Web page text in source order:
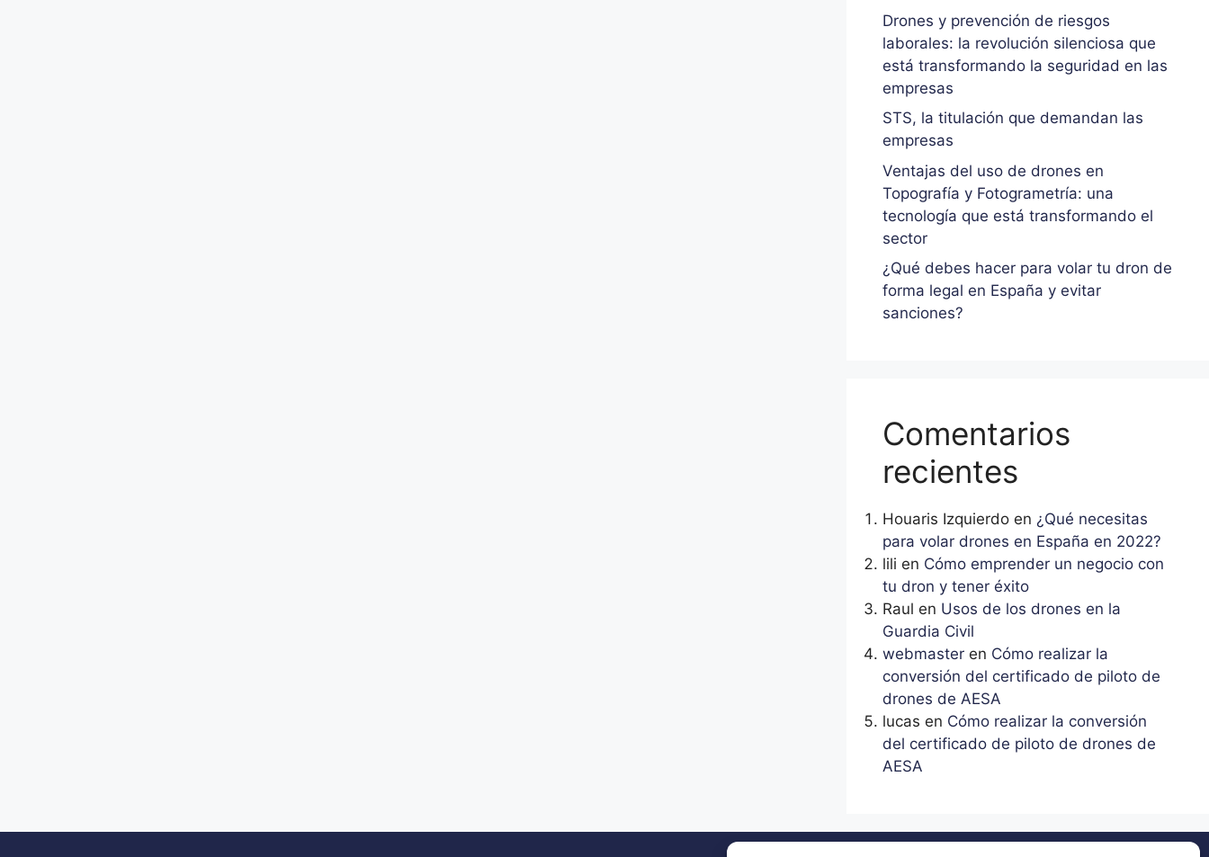
Drones y prevención de riesgos
laborales: la revolución silenciosa que
está transformando la seguridad en las
empresas
STS, la titulación que demandan las
empresas
Ventajas del uso de drones en
Topografía y Fotogrametría: una
tecnología que está transformando el
sector
¿Qué debes hacer para volar tu dron de
forma legal en España y evitar
sanciones?
Comentarios
recientes
Houaris Izquierdoen ¿Qué necesitas
para volar drones en España en 2022?
lili en Cómo emprender un negocio con
tu dron y tener éxito
Raul en Usos de los drones en la
Guardia Civil
webmasteren Cómo realizar la
conversión del certificado de piloto de
drones de AESA
lucas en Cómo realizar la conversión
del certificado de piloto de drones de
AESA